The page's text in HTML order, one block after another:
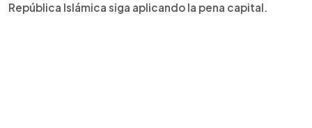
República Islámica siga aplicando la pena capital.